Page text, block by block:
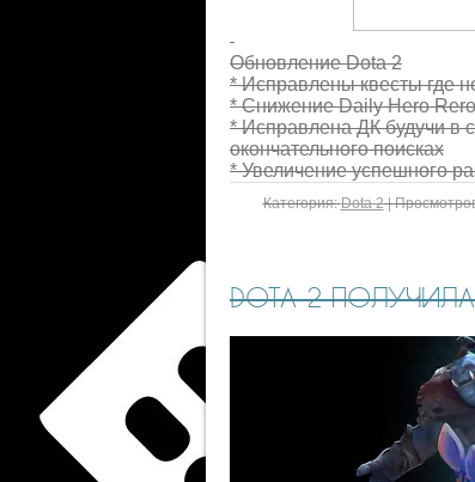
Обновление Dota 2
* Исправлены квестыгде
* СнижениеDaily Hero
* Исправлена ДК будучи в
окончательного поисках
* Увеличение успешного
Категория: Dota 2|
DOTA 2